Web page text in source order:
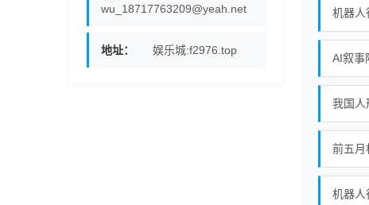
wu_18717763209@yeah.net
地址： 娱乐城:f2976.top
机器人
AI叙事
前五月
机器人